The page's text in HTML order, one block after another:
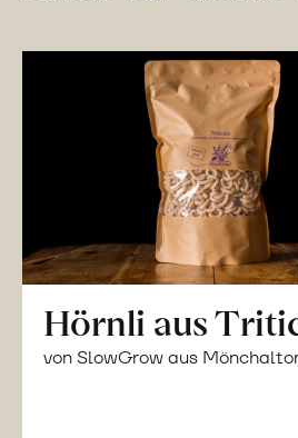
Hörnli aus
von SlowGrow aus